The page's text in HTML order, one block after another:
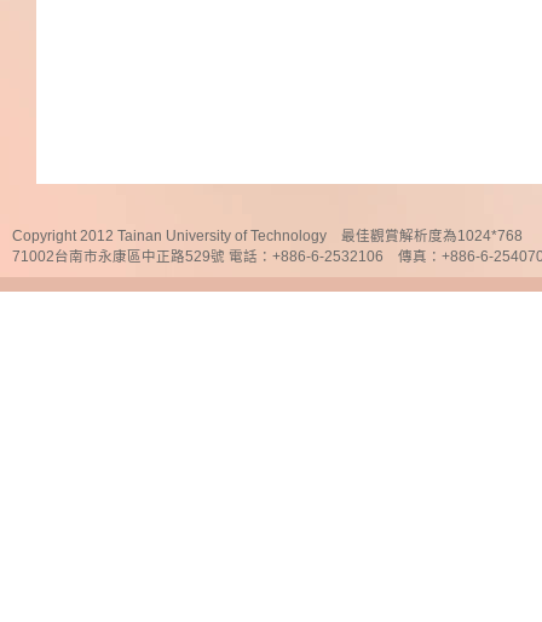
Copyright 2012 Tainan University of Technology 最佳觀賞解析度為1024*768
71002台南市永康區中正路529號 電話：+886-6-2532106 傳真：+886-6-